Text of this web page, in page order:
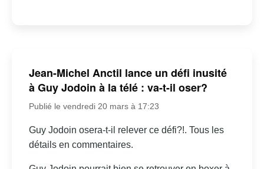
Jean-Michel Anctil lance un défi inusité
à Guy Jodoin à la télé : va-t-il oser?
Publié le vendredi 20 mars à 17:23
Guy Jodoin osera-t-il relever ce défi?!. Tous les
détails en commentaires.